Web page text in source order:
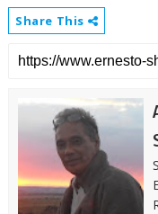
Share This